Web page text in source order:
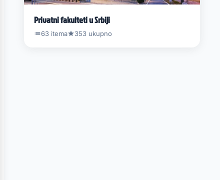
Privatni fakulteti u Srbiji
63 itema 353 ukupno